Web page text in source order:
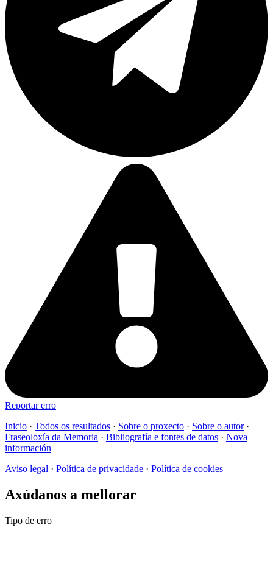
Reportar erro
Inicio · Todos os resultados · Sobre o proxecto · Sobre o autor·
Fraseoloxía da Memoria · Bibliografía e fontes de datos · Nova
información
Aviso legal · Política de privacidade · Política de cookies
Axúdanos a mellorar
Tipo de erro